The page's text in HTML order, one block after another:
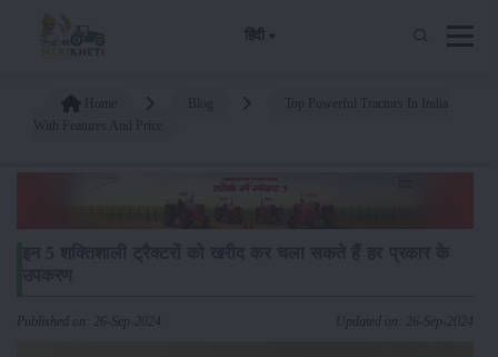
हिंदी
Published on: 26-Sep-2024 Updated on: 26-Sep-2024